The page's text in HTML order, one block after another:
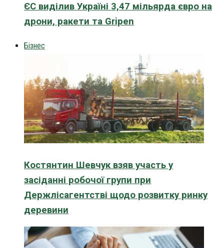
ЄС виділив Україні 3,47 мільярда євро на
дрони, ракети та Gripen
Бізнес
Костянтин Шевчук взяв участь у
засіданні робочої групи при
Держлісагентстві щодо розвитку ринку
деревини